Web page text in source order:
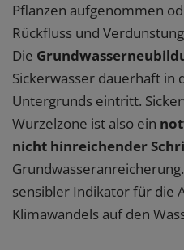
Pflanzen aufgenommen
Rückfluss und
Die
Sickerwasser dauerhaft in
Untergrunds eintritt.
Wurzelzone ist also ein
nicht hinreichender
sensibler Indikator für die
Klimawandels auf den